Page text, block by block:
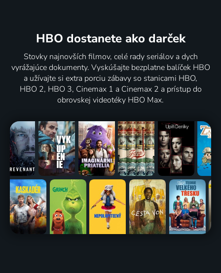
HBO dostanete ako darček
Stovky najnovších filmov, celé rady seriálov a dych
vyrážajúce dokumenty. Vyskúšajte bezplatne balíček HBO
a užívajte si extra porciu zábavy so stanicami HBO,
HBO 2, HBO 3, Cinemax 1 a Cinemax 2 a prístup do
obrovskej videotéky HBO Max.